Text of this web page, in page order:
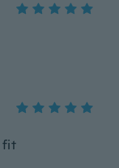
fit